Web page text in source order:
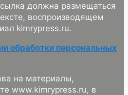
должна размещаться
воспроизводящем
kimrypress.ru.
обработки персональных
на материалы,
www.kimrypress.ru, в